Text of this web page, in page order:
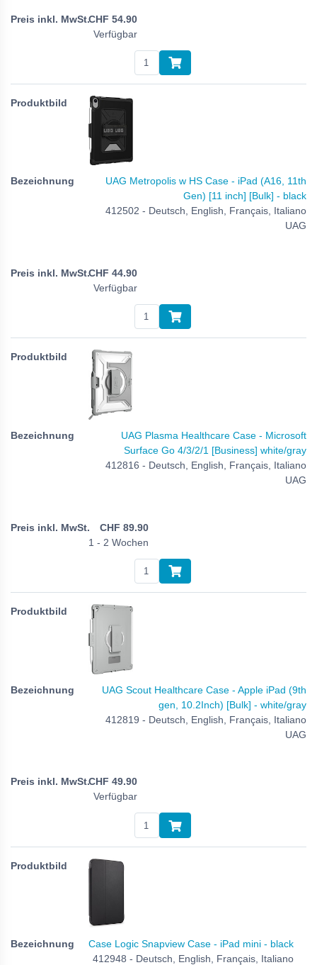
CHF 54.90
Verfügbar
UAG Metropolis w HS Case - iPad (A16, 11th
Gen) [11 inch] [Bulk] - black
412502 - Deutsch, English, Français, Italiano
UAG
CHF 44.90
Verfügbar
UAG Plasma Healthcare Case - Microsoft
Surface Go 4/3/2/1 [Business] white/gray
412816 - Deutsch, English, Français, Italiano
UAG
CHF 89.90
1 - 2 Wochen
UAG Scout Healthcare Case - Apple iPad (9th
gen, 10.2Inch) [Bulk] - white/gray
412819 - Deutsch, English, Français, Italiano
UAG
CHF 49.90
Verfügbar
Case Logic Snapview Case - iPad mini - black
412948 - Deutsch, English, Français, Italiano